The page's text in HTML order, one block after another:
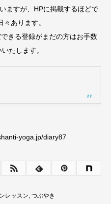
ますが、HPに掲載するほどで
あります。
きる登録がまだの方はお手数
たします。
yoga.jp/diary87
レッスン, つぶやき